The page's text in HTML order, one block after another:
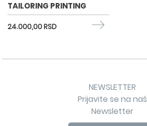
TAILORING PRINTING
24.000,00 RSD
NEWSLETTER
Prijavite se na naš
Newsletter